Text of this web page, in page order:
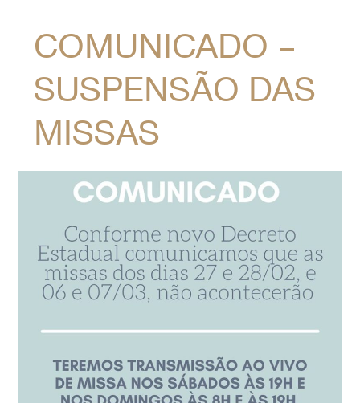
COMUNICADO –
SUSPENSÃO DAS
MISSAS